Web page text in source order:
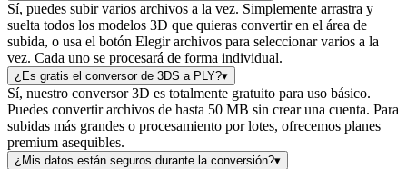
Sí, puedes subir varios archivos a la vez. Simplemente arrastra y
suelta todos los modelos 3D que quieras convertir en el área de
subida, o usa el botón Elegir archivos para seleccionar varios a la
vez. Cada uno se procesará de forma individual.
¿Es gratis el conversor de 3DS a PLY?▾
Sí, nuestro conversor 3D es totalmente gratuito para uso básico.
Puedes convertir archivos de hasta 50 MB sin crear una cuenta. Para
subidas más grandes o procesamiento por lotes, ofrecemos planes
premium asequibles.
¿Mis datos están seguros durante la conversión?▾